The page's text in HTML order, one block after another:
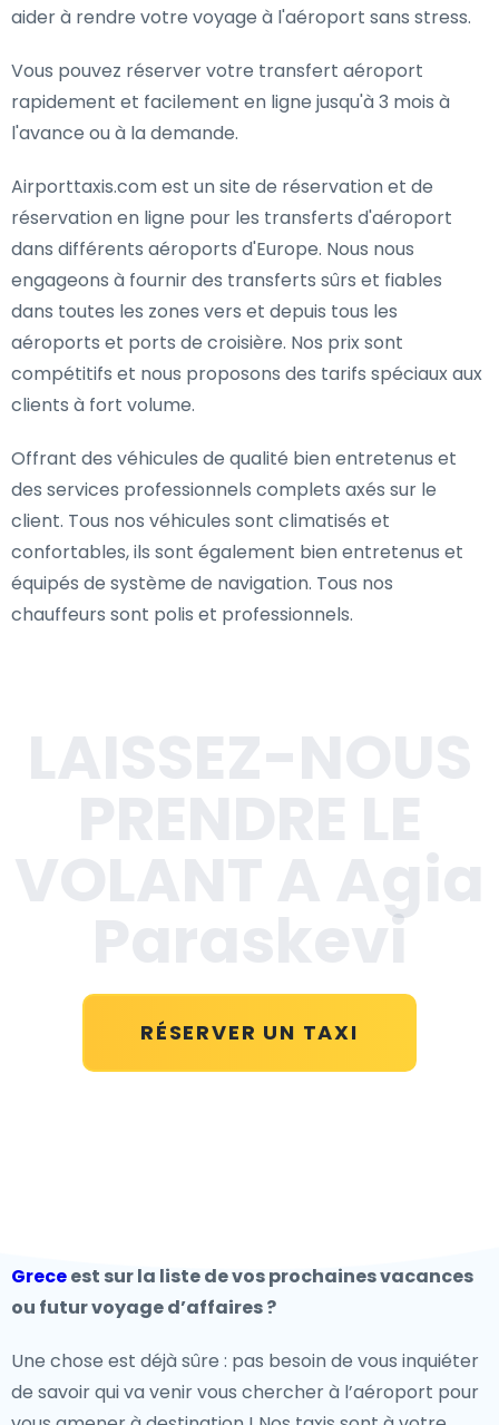
aider à rendre votre voyage à l'aéroport sans stress.
Vous pouvez réserver votre transfert aéroport
rapidement et facilement en ligne jusqu'à 3 mois à
l'avance ou à la demande.
Airporttaxis.com est un site de réservation et de
réservation en ligne pour les transferts d'aéroport
dans différents aéroports d'Europe. Nous nous
engageons à fournir des transferts sûrs et fiables
dans toutes les zones vers et depuis tous les
aéroports et ports de croisière. Nos prix sont
compétitifs et nous proposons des tarifs spéciaux aux
clients à fort volume.
Offrant des véhicules de qualité bien entretenus et
des services professionnels complets axés sur le
client. Tous nos véhicules sont climatisés et
confortables, ils sont également bien entretenus et
équipés de système de navigation. Tous nos
chauffeurs sont polis et professionnels.
Paraskevi
RÉSERVER UN TAXI
Greceest sur la liste de vos prochaines vacances
ou futur voyage d’affaires ?
Une chose est déjà sûre : pas besoin de vous inquiéter
de savoir qui va venir vous chercher à l’aéroport pour